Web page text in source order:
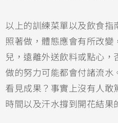
以上的訓練菜單以及飲食指
照著做，體態應會有所改變
兒，遠離外送飲料或點心，
做的努力可能都會付諸流水
看見成果？事實上沒有人敢
時間以及汗水撐到開花結果